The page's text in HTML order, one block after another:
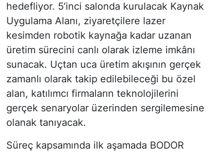
hedefliyor. 5’inci salonda kurulacak Kaynak
Uygulama Alanı, ziyaretçilere lazer
kesimden robotik kaynağa kadar uzanan
üretim sürecini canlı olarak izleme imkânı
sunacak. Uçtan uca üretim akışının gerçek
zamanlı olarak takip edilebileceği bu özel
alan, katılımcı firmaların teknolojilerini
gerçek senaryolar üzerinden sergilemesine
olanak tanıyacak.
Süreç kapsamında ilk aşamada BODOR